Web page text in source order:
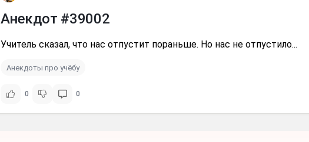
Анекдот #39002
Учитель сказал, что нас отпустит пораньше. Но нас не отпустило...
Анекдоты про учёбу
0 0